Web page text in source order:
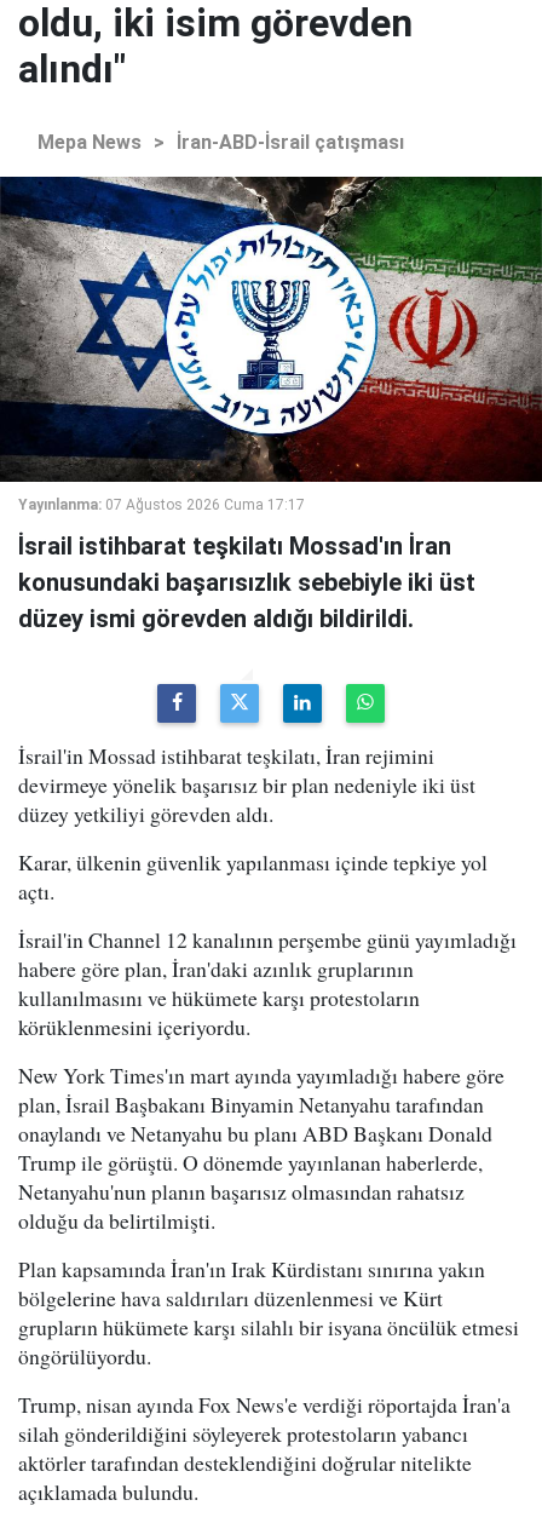
oldu, iki isim görevden
alındı"
Mepa News > İran-ABD-İsrail çatışması
Yayınlanma: 07 Ağustos 2026 Cuma 17:17
İsrail istihbarat teşkilatı Mossad'ın İran
konusundaki başarısızlık sebebiyle iki üst
düzey ismi görevden aldığı bildirildi.
İsrail'in Mossad istihbarat teşkilatı, İran rejimini
devirmeye yönelik başarısız bir plan nedeniyle iki üst
düzey yetkiliyi görevden aldı.
Karar, ülkenin güvenlik yapılanması içinde tepkiye yol
açtı.
İsrail'in Channel 12 kanalının perşembe günü yayımladığı
habere göre plan, İran'daki azınlık gruplarının
kullanılmasını ve hükümete karşı protestoların
körüklenmesini içeriyordu.
New York Times'ın mart ayında yayımladığı habere göre
plan, İsrail Başbakanı Binyamin Netanyahu tarafından
onaylandı ve Netanyahu bu planı ABD Başkanı Donald
Trump ile görüştü. O dönemde yayınlanan haberlerde,
Netanyahu'nun planın başarısız olmasından rahatsız
olduğu da belirtilmişti.
Plan kapsamında İran'ın Irak Kürdistanı sınırına yakın
bölgelerine hava saldırıları düzenlenmesi ve Kürt
grupların hükümete karşı silahlı bir isyana öncülük etmesi
öngörülüyordu.
Trump, nisan ayında Fox News'e verdiği röportajda İran'a
silah gönderildiğini söyleyerek protestoların yabancı
aktörler tarafından desteklendiğini doğrular nitelikte
açıklamada bulundu.